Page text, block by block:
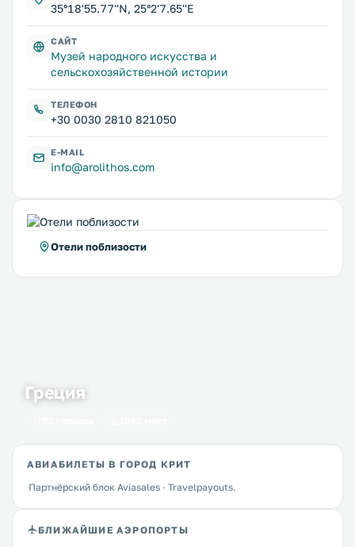
35°18'55.77''N, 25°2'7.65''E
САЙТ
Музей народного искусства и
сельскохозяйственной истории
ТЕЛЕФОН
+30 0030 2810 821050
E-MAIL
info@arolithos.com
Отели поблизости
Греция
АВИАБИЛЕТЫ В ГОРОД КРИТ
Партнёрский блок Aviasales · Travelpayouts.
БЛИЖАЙШИЕ АЭРОПОРТЫ